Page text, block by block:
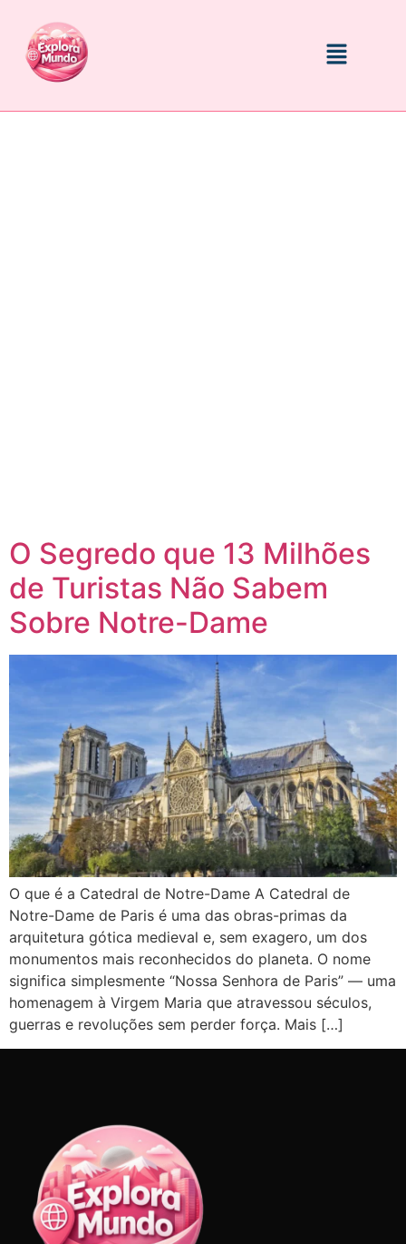
O Segredo que 13 Milhões
de Turistas Não Sabem
Sobre Notre-Dame
O que é a Catedral de Notre-Dame A Catedral de
Notre-Dame de Paris é uma das obras-primas da
arquitetura gótica medieval e, sem exagero, um dos
monumentos mais reconhecidos do planeta. O nome
significa simplesmente “Nossa Senhora de Paris” — uma
homenagem à Virgem Maria que atravessou séculos,
guerras e revoluções sem perder força. Mais […]